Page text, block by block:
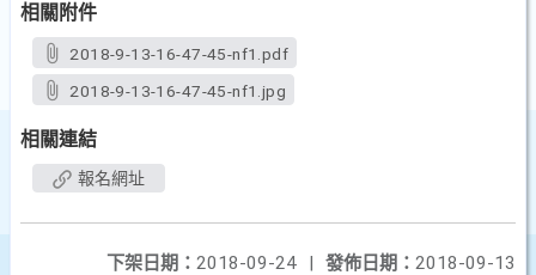
相關附件
2018-9-13-16-47-45-nf1.pdf
2018-9-13-16-47-45-nf1.jpg
相關連結
報名網址
發佈日期： 2018-09-13
下架日期： 2018-09-24
|